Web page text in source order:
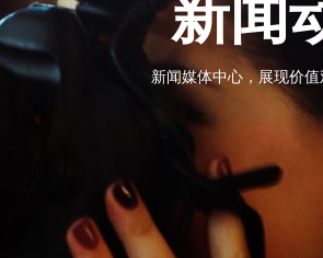
新闻媒体中心，展现价